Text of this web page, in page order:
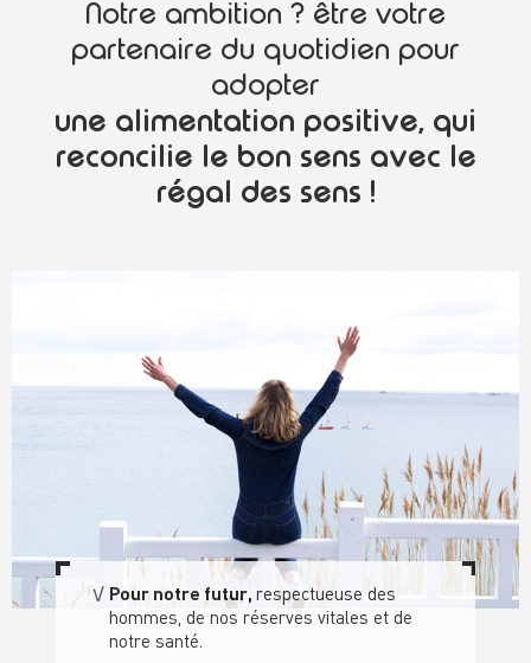
Notre ambition ? être votre
partenaire du quotidien pour
adopter
une alimentation positive, qui
reconcilie le bon sens avec le
régal des sens !
Pour notre futur,respectueuse des
hommes, de nos réserves vitales et de
notre santé.